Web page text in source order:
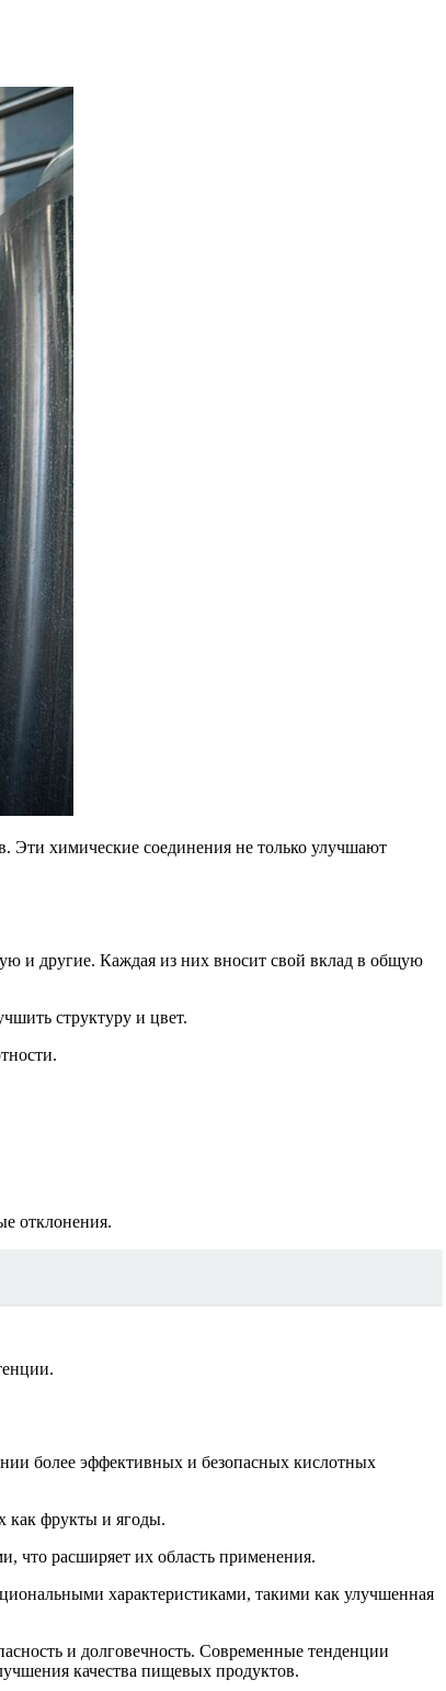
Эти химические соединения не только улучшают
и другие. Каждая из них вносит свой вклад в общую
структуру и цвет.
отклонения.
более эффективных и безопасных кислотных
как фрукты и ягоды.
что расширяет их область применения.
характеристиками, такими как улучшенная
и долговечность. Современные тенденции
качества пищевых продуктов.